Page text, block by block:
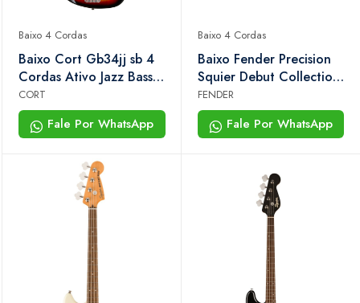
Baixo 4 Cordas
Baixo Cort Gb34jj sb 4
Cordas Ativo Jazz Bass
Elétrico Sunburst
CORT
Fale Por WhatsApp
Baixo 4 Cordas
Baixo Fender Precision
Squier Debut Collection
Black Pack
FENDER
Fale Por WhatsApp